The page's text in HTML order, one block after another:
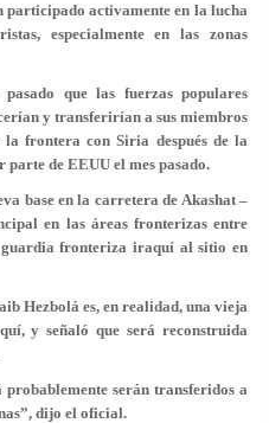
participado activamente en la lucha
especialmente en las zonas
que las fuerzas populares
y transferirían a sus miembros
frontera con Siria después de la
de EEUU el mes pasado.
base en la carretera de Akashat –
en las áreas fronterizas entre
fronteriza iraquí al sitio en
Hezbolá es, en realidad, una vieja
y señaló que será reconstruida
serán transferidos a
dijo el oficial.